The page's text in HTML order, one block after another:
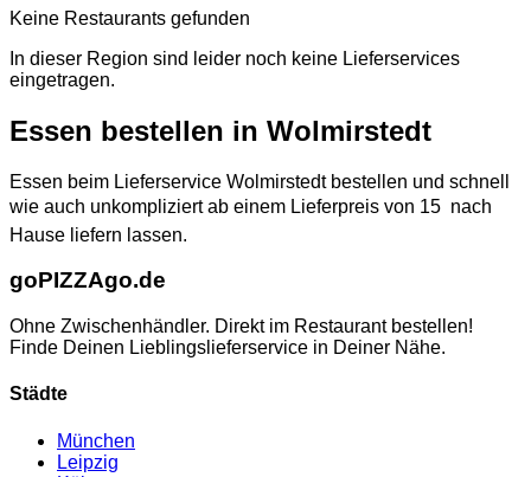
Keine Restaurants gefunden
In dieser Region sind leider noch keine Lieferservices
eingetragen.
Essen bestellen in Wolmirstedt
Essen beim Lieferservice Wolmirstedt bestellen und schnell
wie auch unkompliziert ab einem Lieferpreis von 15  nach
Hause liefern lassen.
goPIZZAgo.de
Ohne Zwischenhändler. Direkt im Restaurant bestellen!
Finde Deinen Lieblingslieferservice in Deiner Nähe.
Städte
München
Leipzig